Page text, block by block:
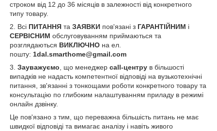
строком від 12 до 36 місяців в залежності від конкретного
типу товару.
2. Всі ПИТАННЯ та ЗАЯВКИ пов'язані з ГАРАНТІЙНИМ і
СЕРВІСНИМ обслуговуванням приймаються та
розглядаються ВИКЛЮЧНО на ел.
пошту: 1dal.smarthome@gmail.com
3. Зауважуємо , що менеджер call-центру в більшості
випадків не надасть компетентної відповіді на вузькотехнічні
питання, зв'язанні з тонкощами роботи конкретного товару та
консультацію по глибоким налаштуванням приладу в режимі
онлайн дзвінку.
Це пов'язано з тим, що переважна більшість питань не має
швидкої відповіді та вимагає аналізу і навіть живого